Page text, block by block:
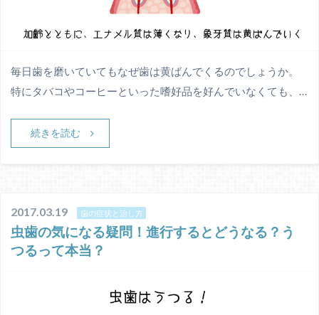
毎日歯を磨いていてもなぜ歯は黄ばんでくるのでしょうか。
特にタバコやコーヒーといった嗜好品を好んでいなくても、…
続きを読む
2017.03.19 歯の症状と治し方
虫歯の気になる疑問！進行するとどうなる？う
つるって本当？